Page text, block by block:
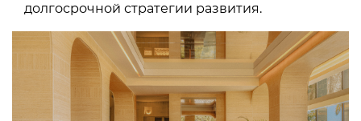
долгосрочной стратегии развития.